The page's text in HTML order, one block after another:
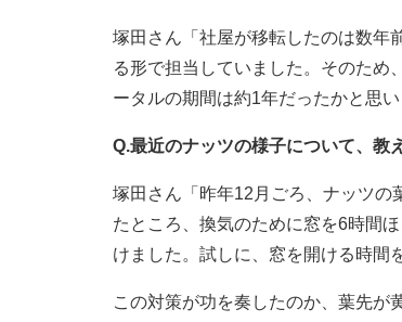
塚田さん「社屋が移転したのは数年
る形で担当していました。そのため
ータルの期間は約1年だったかと思い
Q.最近のナッツの様子について、教
塚田さん「昨年12月ごろ、ナッツの
たところ、換気のために窓を6時間
けました。試しに、窓を開ける時間
この対策が功を奏したのか、葉先が